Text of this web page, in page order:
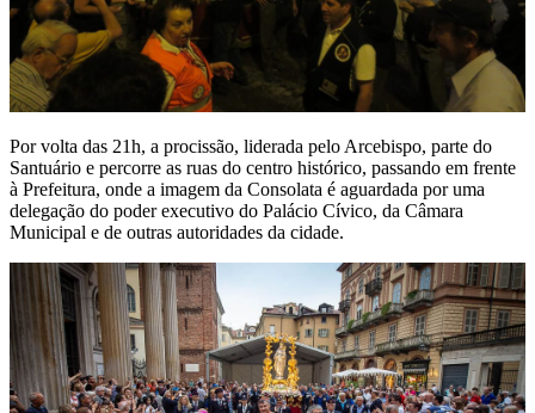
Por volta das 21h, a procissão, liderada pelo Arcebispo, parte do
Santuário e percorre as ruas do centro histórico, passando em frente
à Prefeitura, onde a imagem da Consolata é aguardada por uma
delegação do poder executivo do Palácio Cívico, da Câmara
Municipal e de outras autoridades da cidade.